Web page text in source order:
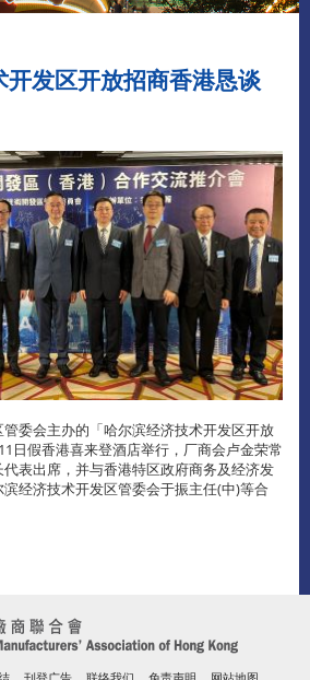
开发区开放招商香港恳谈
委会主办的「哈尔滨经济技术开发区开放
日假香港喜来登酒店举行，厂商会卢金荣常
表出席，并与香港特区政府商务及经济发
经济技术开发区管委会于振主任(中)等合